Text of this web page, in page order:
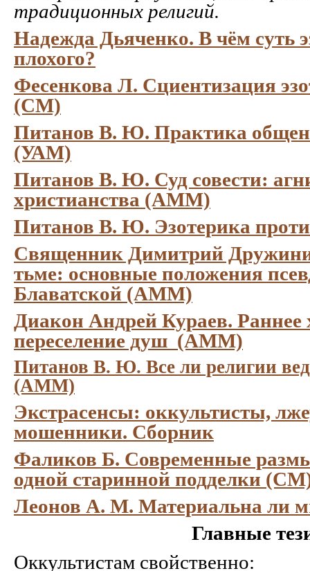
традиционных религий.
Надежда Дьяченко. В чём суть
плохого?
Фесенкова Л. Сциентизация
(СМ)
Питанов В. Ю. Практика
(УАМ)
Питанов В. Ю. Суд совести:
христианства (АММ)
Питанов В. Ю. Эзотерика
Священник Димитрий
тьме: основные положения
Блаватской (АММ)
Диакон Андрей Кураев. Раннее
переселение душ (АММ)
Питанов В. Ю. Все ли религии
(АММ)
Экстрасенсы: оккультисты,
мошенники. Сборник
Фаликов Б. Современные
одной старинной подделки
Леонов А. М. Материальна ли
Главные
Оккультистам свойственно: